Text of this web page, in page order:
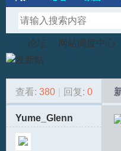
»
论坛
›
网站调度中心
›
查看: 380 回复: 0
Yume_Glenn